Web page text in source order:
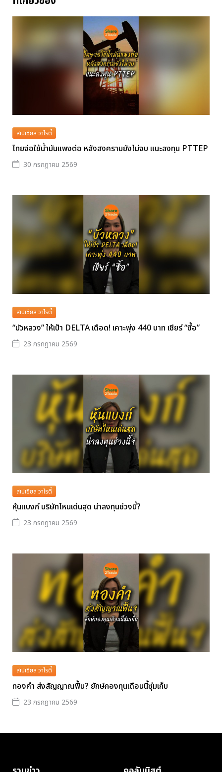
สเปเชียล วาไรตี้
ไทยจ่อใช้น้ำมันแพงต่อ หลังสงครามยังไม่จบ แนะลงทุน PTTEP
30 กรกฎาคม 2569
สเปเชียล วาไรตี้
“บัวหลวง” ให้เป้า DELTA เดือด! เคาะพุ่ง 440 บาท เชียร์ “ซื้อ”
23 กรกฎาคม 2569
สเปเชียล วาไรตี้
หุ้นแบงก์ บริษัทไหนเด่นสุด น่าลงทุนช่วงนี้?
23 กรกฎาคม 2569
สเปเชียล วาไรตี้
ทองคำ ส่งสัญญาณฟื้น? ยักษ์กองทุนเดือนนี้ซุ่มเก็บ
23 กรกฎาคม 2569